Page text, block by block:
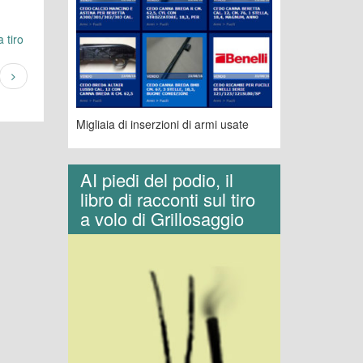
tiro
Migliaia di inserzioni di armi usate
AI piedi del podio, il
libro di racconti sul tiro
a volo di Grillosaggio